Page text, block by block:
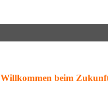
Willkommen beim